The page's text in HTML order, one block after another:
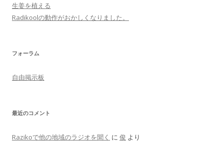
生姜を植える
Radikoolの動作がおかしくなりました。
フォーラム
自由掲示板
最近のコメント
Razikoで他の地域のラジオを聞く に 俊 より